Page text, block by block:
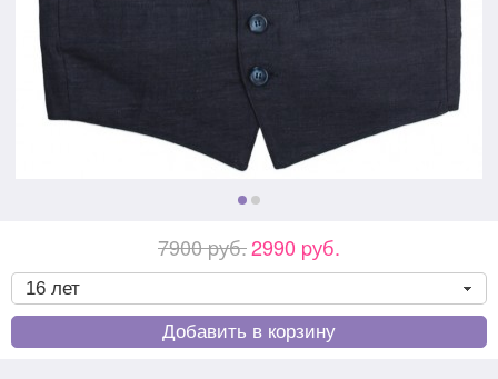
7900 pуб.2990 pуб.